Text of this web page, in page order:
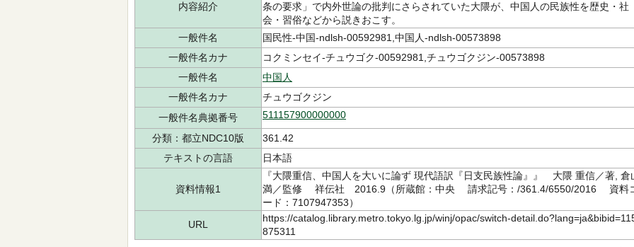
内容紹介
条の要求」で内外世論の批判にさらされていた大隈が、中国人の民族性を歴史・社
会・習俗などから説きおこす。
一般件名
国民性-中国-ndlsh-00592981,中国人-ndlsh-00573898
一般件名カナ
コクミンセイ-チュウゴク-00592981,チュウゴクジン-00573898
一般件名
中国人
一般件名カナ
チュウゴクジン
一般件名典拠番号
511157900000000
分類：都立NDC10版
361.42
テキストの言語
日本語
資料情報1
『大隈重信、中国人を大いに論ず 現代語訳『日支民族性論』』 大隈 重信／著, 倉
満／監修 祥伝社 2016.9（所蔵館：中央 請求記号：/361.4/6550/2016 資料
ード：7107947353）
URL
https://catalog.library.metro.tokyo.lg.jp/winj/opac/switch-
875311